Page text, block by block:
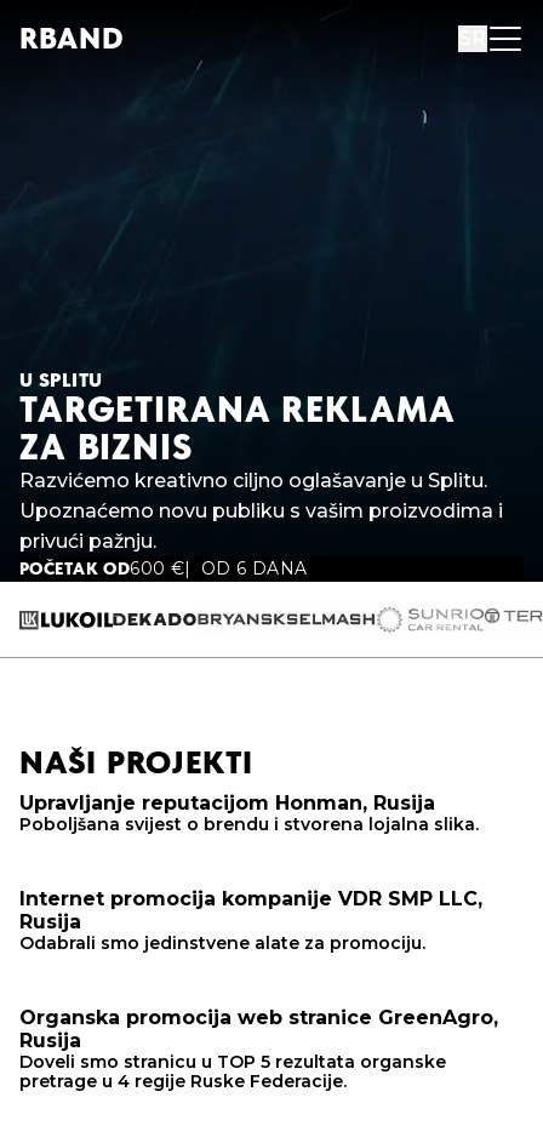
RBAND
TARGETIRANA REKLAMA
ZA BIZNIS
U SPLITU
Razvićemo kreativno ciljno oglašavanje u Splitu.
Upoznaćemo novu publiku s vašim proizvodima i
privući pažnju.
POČETAK OD600 € OD 6 DANA
NAŠI PROJEKTI
Upravljanje reputacijom Honman, Rusija
Poboljšana svijest o brendu i stvorena lojalna slika.
Internet promocija kompanije VDR SMP LLC,
Rusija
Odabrali smo jedinstvene alate za promociju.
Organska promocija web stranice GreenAgro,
Rusija
Doveli smo stranicu u TOP 5 rezultata organske
pretrage u 4 regije Ruske Federacije.